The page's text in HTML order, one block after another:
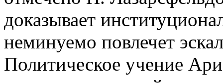
доказывает
неминуемо повлечет
Политическое учение